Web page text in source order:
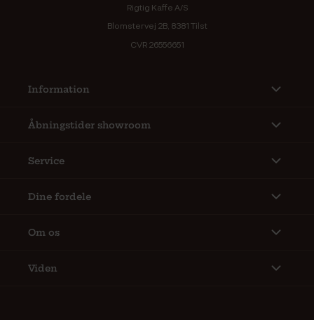
Rigtig Kaffe A/S
Blomstervej 2B, 8381 Tilst
CVR 26556651
Information
Åbningstider showroom
Service
Dine fordele
Om os
Viden